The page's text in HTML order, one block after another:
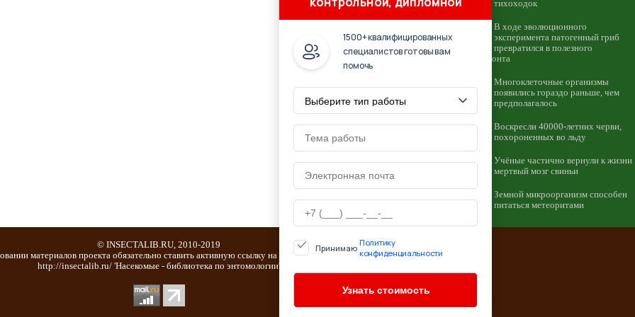
тихоходок
В ходе эволюционного
эксперимента патогенный гриб
превратился в полезного
симбионта
Многоклеточные организмы
появились гораздо раньше, чем
предполагалось
Воскресли 40000-летних черви,
похороненных во льду
Учёные частично вернули к жизни
мертвый мозг свиньи
Земной микроорганизм способен
питаться метеоритами
© INSECTALIB.RU, 2010-2019
материалов проекта обязательно ставить активную ссылку на страницу источник:
http://insectalib.ru/ 'Насекомые - библиотека по энтомологии'
1500+ квалифицированных
специалистов готовы вам
помочь
Принимаю Политику
конфиденциальности